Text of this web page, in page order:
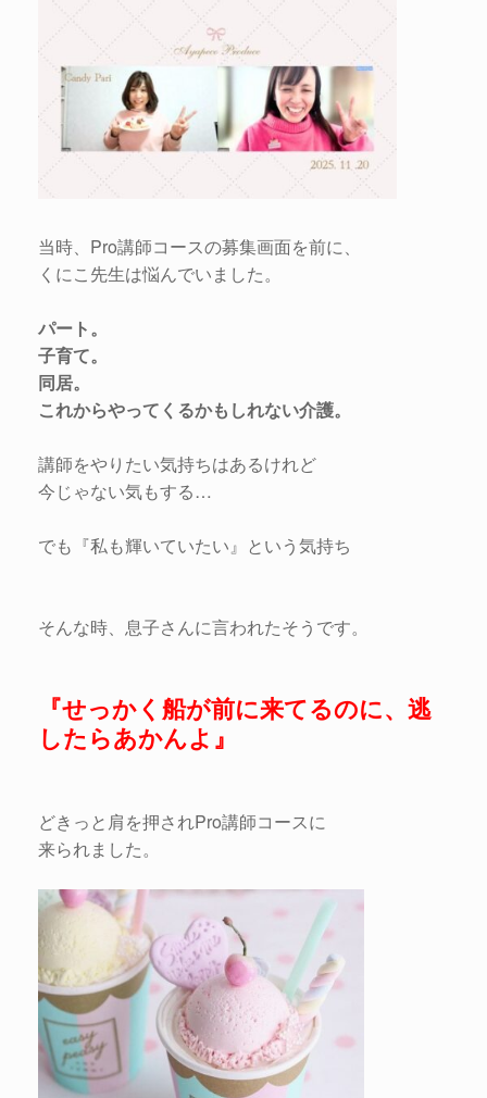
当時、Pro講師コースの募集画面を前に、
くにこ先生は悩んでいました。
パート。
子育て。
同居。
これからやってくるかもしれない介護。
講師をやりたい気持ちはあるけれど
今じゃない気もする…
でも『私も輝いていたい』という気持ち
そんな時、息子さんに言われたそうです。
『せっかく船が前に来てるのに、逃
したらあかんよ』
どきっと肩を押されPro講師コースに
来られました。